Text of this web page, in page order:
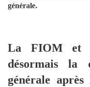
générale.
La FIOM et
désormais la
générale